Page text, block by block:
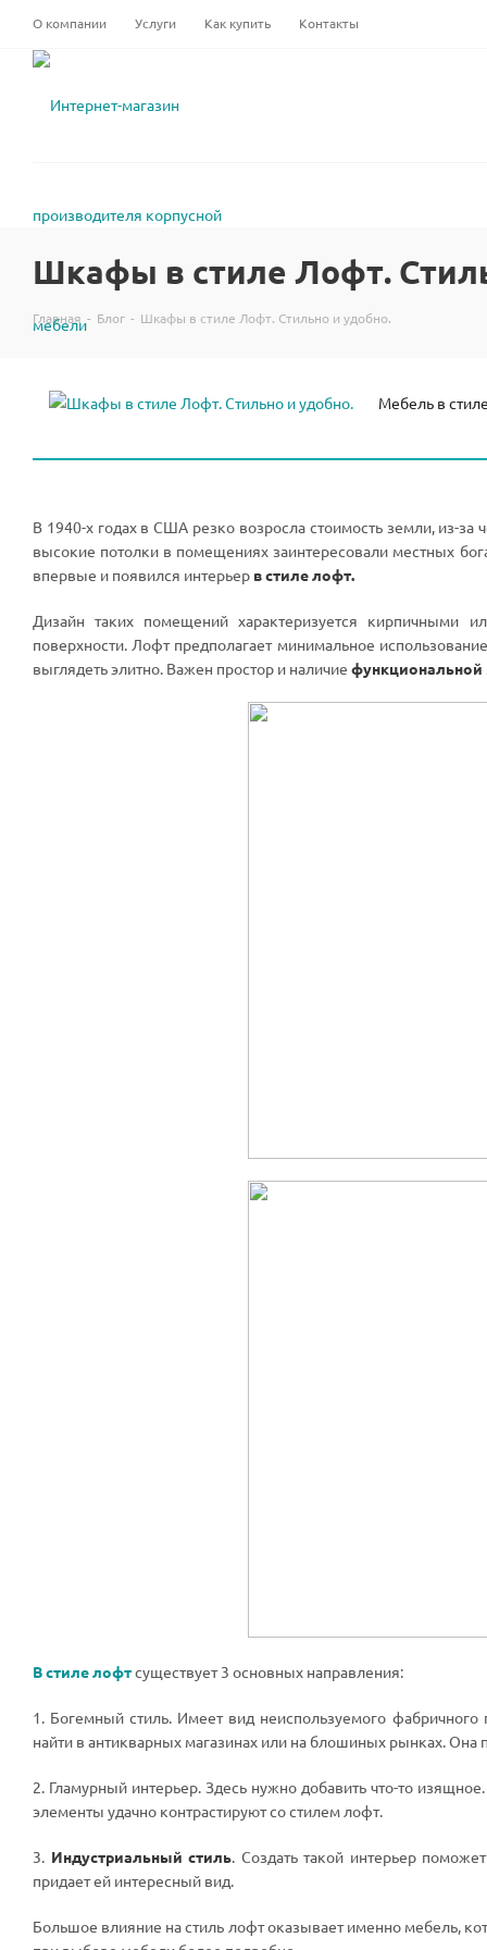
О компании Услуги Как купить Контакты
Шкафы в стиле Лофт.
Главная - Блог - Шкафы в стиле Лофт. Стильно и удобно.
Мебель в
В 1940-х годах в США резко возросла стоимость земли, из-
высокие потолки в помещениях заинтересовали местных
впервые и появился интерьер в стиле лофт.
Дизайн таких помещений характеризуется кирпичными
поверхности. Лофт предполагает минимальное
выглядеть элитно. Важен простор и наличие функциональной
В стиле лофтсуществует 3 основных направления:
1. Богемный стиль. Имеет вид неиспользуемого
найти в антикварных магазинах или на блошиных рынках. Она
2. Гламурный интерьер. Здесь нужно добавить что-то
элементы удачно контрастируют со стилем лофт.
3. Индустриальный стиль. Создать такой интерьер
придает ей интересный вид.
Большое влияние на стиль лофт оказывает именно мебель,